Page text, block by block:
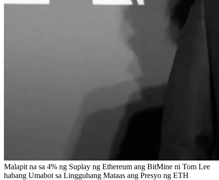
Malapit na sa 4% ng Suplay ng Ethereum ang BitMine ni Tom Lee
habang Umabot sa Lingguhang Mataas ang Presyo ng ETH